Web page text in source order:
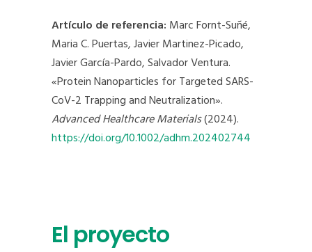
Artículo de referencia: Marc Fornt-Suñé,
Maria C. Puertas, Javier Martinez-Picado,
Javier García-Pardo, Salvador Ventura.
«Protein Nanoparticles for Targeted SARS-
CoV-2 Trapping and Neutralization».
Advanced Healthcare Materials(2024).
https://doi.org/10.1002/adhm.202402744
El proyecto